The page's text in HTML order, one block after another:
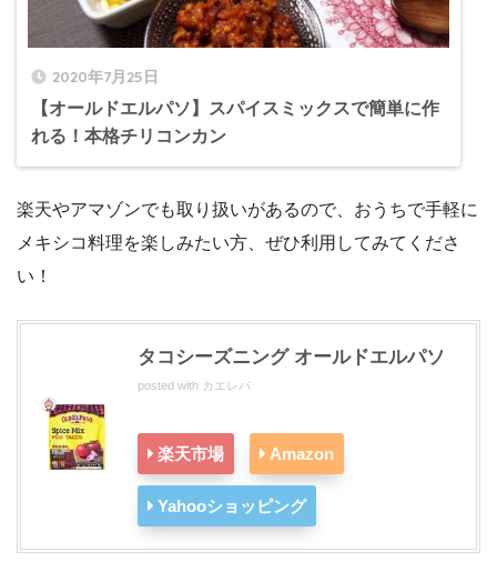
2020年7月25日
【オールドエルパソ】スパイスミックスで簡単に作
れる！本格チリコンカン
楽天やアマゾンでも取り扱いがあるので、おうちで手軽に
メキシコ料理を楽しみたい方、ぜひ利用してみてくださ
い！
タコシーズニング オールドエルパソ
posted with カエレバ
楽天市場 Amazon
Yahooショッピング